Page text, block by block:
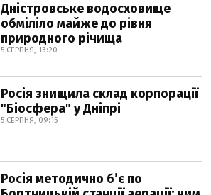
Дністровське водосховище
обміліло майже до рівня
природного річища
5 СЕРПНЯ, 13:20
Росія знищила склад корпорації
"Біосфера" у Дніпрі
5 СЕРПНЯ, 09:15
Росія методично б’є по